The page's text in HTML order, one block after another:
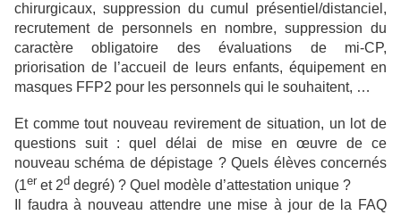
chirurgicaux, suppression du cumul présentiel/distanciel,
recrutement de personnels en nombre, suppression du
caractère obligatoire des évaluations de mi-CP,
priorisation de l’accueil de leurs enfants, équipement en
masques FFP2 pour les personnels qui le souhaitent, …
Et comme tout nouveau revirement de situation, un lot de
questions suit : quel délai de mise en œuvre de ce
nouveau schéma de dépistage ? Quels élèves concernés
(1er et 2d degré) ? Quel modèle d’attestation unique ?
Il faudra à nouveau attendre une mise à jour de la FAQ